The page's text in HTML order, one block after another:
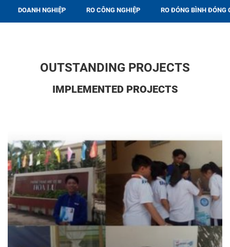
DOANH NGHIỆP RO CÔNG NGHIỆP RO ĐÓNG BÌNH ĐÓNG
OUTSTANDING PROJECTS
IMPLEMENTED PROJECTS